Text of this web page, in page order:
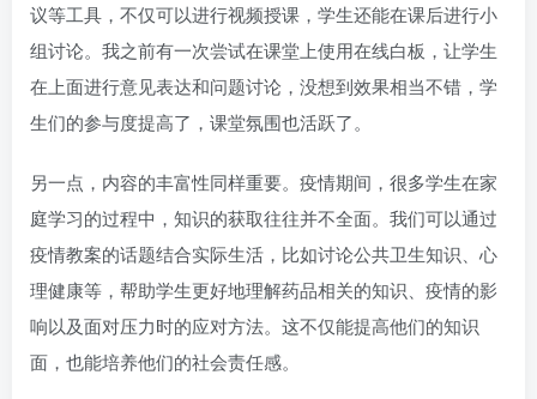
议等工具，不仅可以进行视频授课，学生还能在课后进行小
组讨论。我之前有一次尝试在课堂上使用在线白板，让学生
在上面进行意见表达和问题讨论，没想到效果相当不错，学
生们的参与度提高了，课堂氛围也活跃了。
另一点，内容的丰富性同样重要。疫情期间，很多学生在家
庭学习的过程中，知识的获取往往并不全面。我们可以通过
疫情教案的话题结合实际生活，比如讨论公共卫生知识、心
理健康等，帮助学生更好地理解药品相关的知识、疫情的影
响以及面对压力时的应对方法。这不仅能提高他们的知识
面，也能培养他们的社会责任感。
QQ登录
微信登录
微博登录
百度登录
使用社交账号登录即表示同意用户协议、